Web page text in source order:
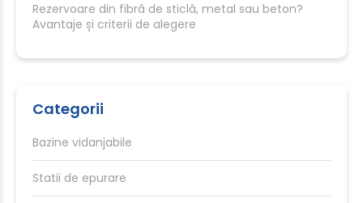
Rezervoare din fibră de sticlă, metal sau beton?
Avantaje și criterii de alegere
Categorii
Bazine vidanjabile
Statii de epurare